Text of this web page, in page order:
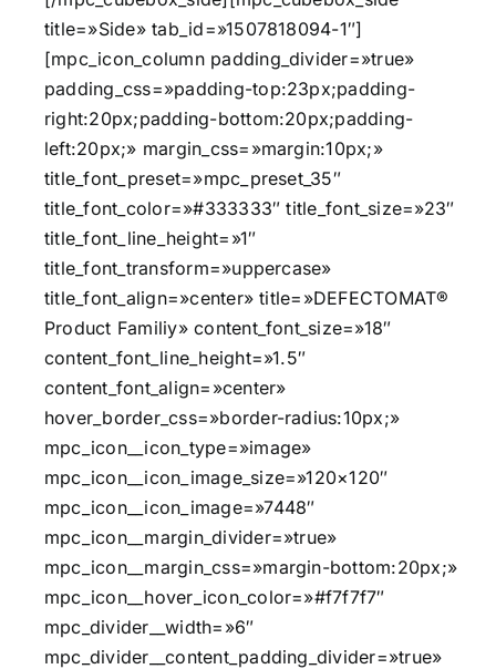
title=»Side» tab_id=»1507818094-1″]
[mpc_icon_column padding_divider=»true»
padding_css=»padding-top:23px;padding-
right:20px;padding-bottom:20px;padding-
left:20px;» margin_css=»margin:10px;»
title_font_preset=»mpc_preset_35″
title_font_color=»#333333″ title_font_size=»23″
title_font_line_height=»1″
title_font_transform=»uppercase»
title_font_align=»center» title=»DEFECTOMAT®
Product Familiy» content_font_size=»18″
content_font_line_height=»1.5″
content_font_align=»center»
hover_border_css=»border-radius:10px;»
mpc_icon__icon_type=»image»
mpc_icon__icon_image_size=»120×120″
mpc_icon__icon_image=»7448″
mpc_icon__margin_divider=»true»
mpc_icon__margin_css=»margin-bottom:20px;»
mpc_icon__hover_icon_color=»#f7f7f7″
mpc_divider__width=»6″
mpc_divider__content_padding_divider=»true»